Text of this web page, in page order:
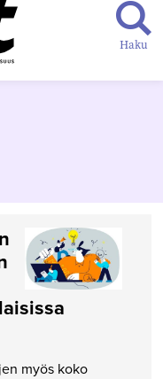
Haku
myös koko